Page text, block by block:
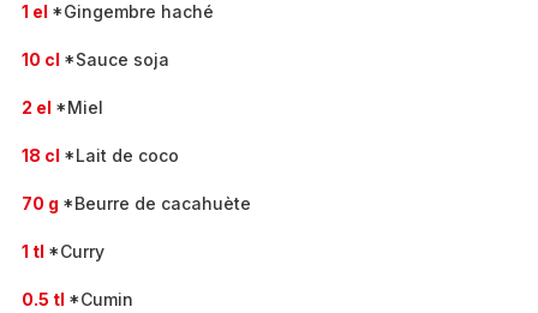
1 el *Gingembre haché
10 cl *Sauce soja
2 el *Miel
18 cl *Lait de coco
70 g *Beurre de cacahuète
1 tl *Curry
0.5 tl *Cumin